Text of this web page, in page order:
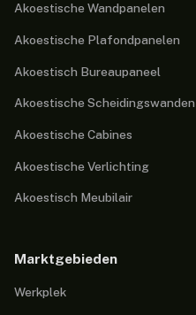
Akoestische Wandpanelen
Akoestische Plafondpanelen
Akoestisch Bureaupaneel
Akoestische Scheidingswanden
Akoestische Cabines
Akoestische Verlichting
Akoestisch Meubilair
Marktgebieden
Werkplek